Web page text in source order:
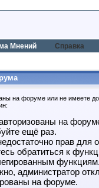
Мнений Справка
на форуме или не имеете
на
ещё раз.
прав для
обратиться к
администратор
на форуме.